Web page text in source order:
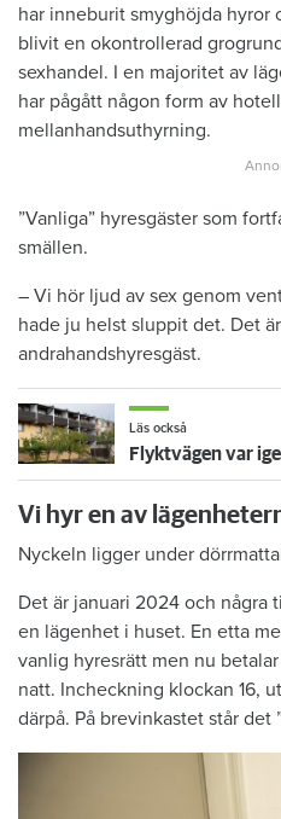
har inneburit smyghöjda hyror
blivit en okontrollerad
sexhandel. I en majoritet av
har pågått någon form av
mellanhandsuthyrning.
”Vanliga” hyresgäster som
smällen.
– Vi hör ljud av sex genom
hade ju helst sluppit det. Det
andrahandshyresgäst.
Läs också
Vi hyr en av
Nyckeln ligger under
Det är januari 2024 och några
en lägenhet i huset. En etta
vanlig hyresrätt men nu
natt. Incheckning klockan 16,
därpå. På brevinkastet står det